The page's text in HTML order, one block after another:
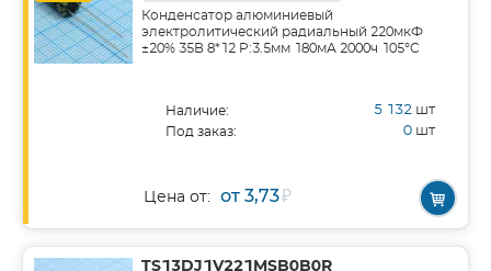
Конденсатор алюминиевый
электролитический радиальный 220мкФ
±20% 35В 8*12 P:3.5мм 180мА 2000ч 105°C
Наличие: 5 132 шт
Под заказ: 0 шт
Цена от: от 3,73₽
TS13DJ1V221MSB0B0R